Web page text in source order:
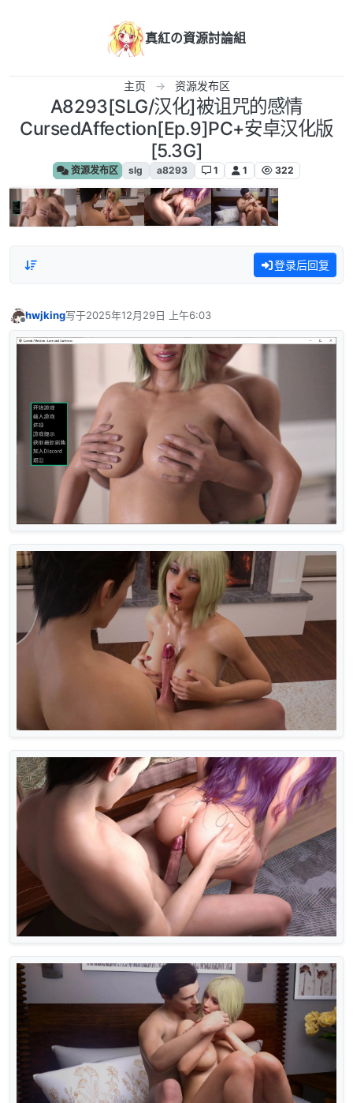
真紅の資源討論組
主页 资源发布区
A8293[SLG/汉化]被诅咒的感情
CursedAffection[Ep.9]PC+安卓汉化版
[5.3G]
资源发布区 slg a8293 1 1 322
登录后回复
hwjking写于2025年12月29日 上午6:03
最后由 编辑